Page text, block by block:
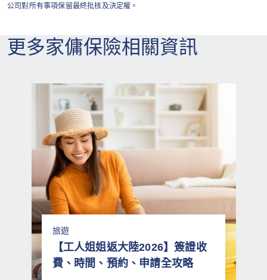
或內亂或以任何形式參與恐怖活動；
或神經系統失調或精神疾病，包括但不限於
食症、暴食症、變性手術、精神分裂症及其
他行為失常病症；
受酒精或非由醫生處方之藥物之影響；酗
酒、沈迷或濫用毒品；
任何因分娩、流產、墮胎、妊娠引致的狀
況，包括但不限於妊娠測試，產前、產後護
理及其他與妊娠、避孕、避孕儀器、不育或
其他引致懷孕或絕育手術的方法有關之併發
症；性病；
閣下或閣下的家庭僱傭於申請投保時知悉或
於家庭僱傭之保障生效日開始時正等候進行
此推廣只適用於指定保險計劃：「傭易保」
客戶於2026年7月13日至2026年8月31日
廣編碼成功申請指定保險計劃，而有關保單
於2026年8月31日或之前成功由蘇黎世簽發
及生效，即可享有首次保費8折優惠。
優惠碼設有限額，先到先得，額滿即止。
如客戶同時符合就相同保單的其他現行推廣
優惠之條件，蘇黎世保留權利自行決定只提
供其中一項優惠予客戶。
所有與本推廣期有關之日期及時間均以蘇黎
世之紀錄為準。任何因電腦、網路等技術問
題而引致投保人申請程序中斷或有任何遲
延、遺失、錯誤、無法辨識等情況，蘇黎世
公司對所有事項保留最終批核及決定權。
更多家傭保險相關資訊
旅遊
【工人姐姐返大陸2026】簽證收
費、時間、預約、申請全攻略